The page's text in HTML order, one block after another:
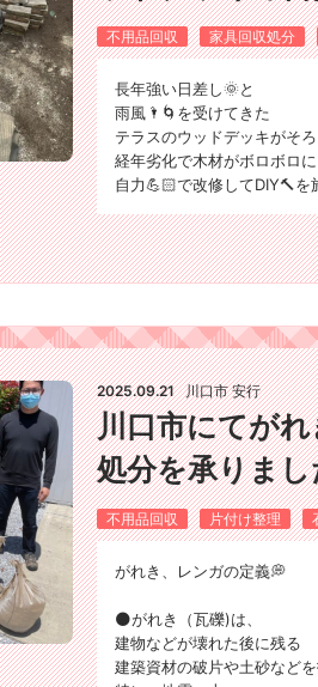
不用品回収 家具回収処分
長年強い日差し🌞と
雨風🌂🌀を受けてきた
テラスのウッドデッキがそ
経年劣化で木材がボロボロ
自力💪🏻で改修してDIY🔨を
2025.09.21 川口市 安行
川口市にてが
処分を承りま
不用品回収 片付け整理
がれき、レンガの定義💭
🌑がれき（瓦礫)は、
建物などが壊れた後に残る
建築資材の破片や土砂などを